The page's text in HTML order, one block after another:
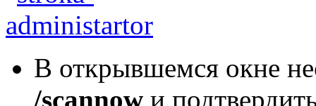
В открывшемся окне
/scannow и